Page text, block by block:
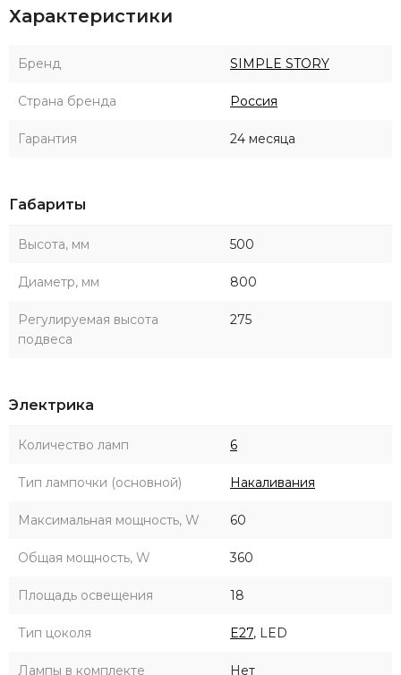
Характеристики
Бренд SIMPLE STORY
Страна бренда Россия
Гарантия 24 месяца
Габариты
Высота, мм 500
Диаметр, мм 800
Регулируемая высота
подвеса
275
Электрика
Количество ламп 6
Тип лампочки (основной) Накаливания
Максимальная мощность, W 60
Общая мощность, W 360
Площадь освещения 18
Тип цоколя E27, LED
Лампы в комплекте Нет